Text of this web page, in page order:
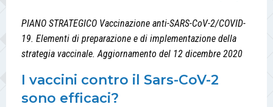
PIANO STRATEGICO Vaccinazione anti-SARS-CoV-2/COVID-
19. Elementi di preparazione e di implementazione della
strategia vaccinale. Aggiornamento del 12 dicembre 2020
I vaccini contro il Sars-CoV-2
sono efficaci?